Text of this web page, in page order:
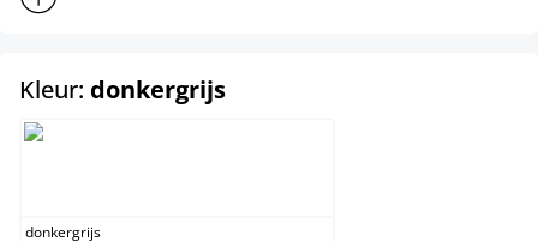
Kleur: donkergrijsselect
donkergrijs